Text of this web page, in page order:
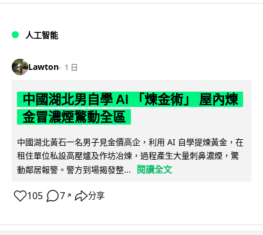
人工智能
Lawton 1 日
中國湖北男自學 AI 「煉金術」 屋內煉
金冒濃煙驚動全區
中國湖北黃石一名男子見金價高企，利用 AI 自學提煉黃金，在
租住單位私設高壓爐及作坊冶煉，過程產生大量刺鼻濃煙，驚
動鄰居報警。警方到場揭發整...
閱讀全文
105 7 ↗ 分享